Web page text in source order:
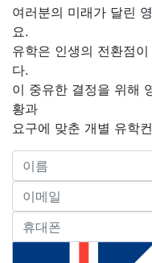
여러분의 미래가 달린
요.
유학은 인생의 전환점
다.
이 중유한 결정을 위해
황과
요구에 맞춘 개별 유학